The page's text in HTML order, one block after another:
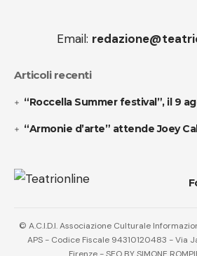
Email:
Articoli recenti
“Roccella Summer festival”, il 9
“Armonie d’arte” attende Joey
© A.C.I.D.I. Associazione Culturale
APS - Codice Fiscale 94310120483 - Via